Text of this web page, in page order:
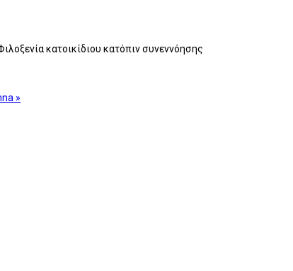
κατοικίδιου κατόπιν συνεννόησης
»